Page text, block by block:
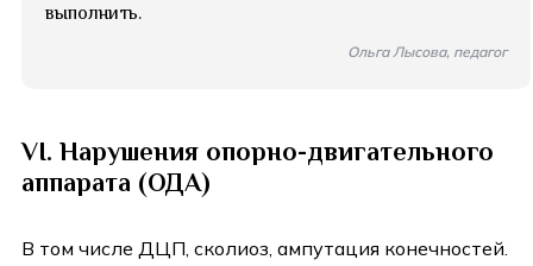
выполнить.
Ольга Лысова, педагог
VI. Нарушения опорно-двигательного
аппарата (ОДА)
В том числе ДЦП, сколиоз, ампутация конечностей.